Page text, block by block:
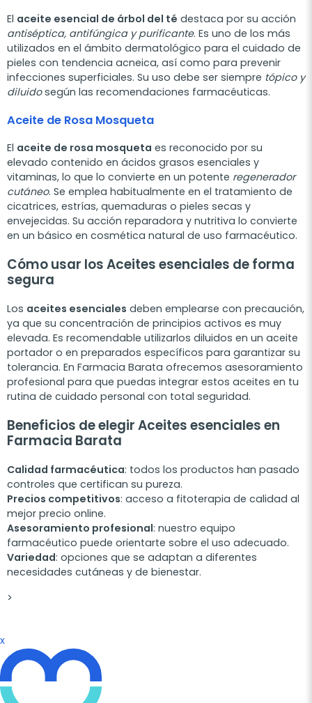
El aceite esencial de árbol del té destaca por su acción
antiséptica, antifúngica y purificante. Es uno de los más
utilizados en el ámbito dermatológico para el cuidado de
pieles con tendencia acneica, así como para prevenir
infecciones superficiales. Su uso debe ser siempre tópico y
diluidosegún las recomendaciones farmacéuticas.
Aceite de Rosa Mosqueta
El aceite de rosa mosqueta es reconocido por su
elevado contenido en ácidos grasos esenciales y
vitaminas, lo que lo convierte en un potente regenerador
cutáneo. Se emplea habitualmente en el tratamiento de
cicatrices, estrías, quemaduras o pieles secas y
envejecidas. Su acción reparadora y nutritiva lo convierte
en un básico en cosmética natural de uso farmacéutico.
Cómo usar los Aceites esenciales de forma
segura
Los aceites esenciales deben emplearse con precaución,
ya que su concentración de principios activos es muy
elevada. Es recomendable utilizarlos diluidos en un aceite
portador o en preparados específicos para garantizar su
tolerancia. En Farmacia Barata ofrecemos asesoramiento
profesional para que puedas integrar estos aceites en tu
rutina de cuidado personal con total seguridad.
Beneficios de elegir Aceites esenciales en
Farmacia Barata
Calidad farmacéutica: todos los productos han pasado
controles que certifican su pureza.
Precios competitivos: acceso a fitoterapia de calidad al
mejor precio online.
Asesoramiento profesional: nuestro equipo
farmacéutico puede orientarte sobre el uso adecuado.
Variedad: opciones que se adaptan a diferentes
necesidades cutáneas y de bienestar.
>
x